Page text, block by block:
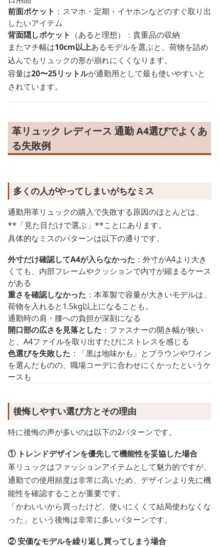
前面ポケット ：スマホ・定期・イヤホンなどのすぐ取り出
したいアイテム
背面隠しポケット （あると理想）：貴重品の収納
またマチ幅は10cm以上あるモデルを選ぶと、荷物を詰め
込んでもリュックの形が崩れにくくなります。
容量は20〜25リットルが通勤用として最も使いやすいと
されています。
革リュック レディース 通勤 A4選びでよくあ
る失敗例
多くの人がやってしまいがちなミス
通勤用革リュックの購入で失敗する原因のほとんどは、
**「見た目だけで選ぶ」**ことにあります。
具体的なミスのパターンは以下の通りです。
外寸だけ確認してA4が入らなかった ：外寸がA4より大き
くても、内部フレームやクッションで内寸が縮まるケース
がある
重さを確認しなかった ：本革製で容量が大きいモデルは、
荷物を入れると1.5kg以上になることも。
通勤時の肩・腰への負担が深刻になる
開口部の広さを見落とした ：ファスナーの開き幅が狭い
と、A4ファイルを取り出すたびにストレスを感じる
色選びを失敗した ：「黒は地味かも」とブラウンやワイン
を選んだものの、職場コーデに合わせにくかったというケ
ースも
後悔しやすい選び方とその理由
特に後悔の声が多いのは以下の2パターンです。
① トレンドデザインを優先して機能性を妥協した場合
革リュックはファッションアイテムとして魅力的ですが、
通勤での使用頻度は非常に高いため、デザインより先に機
能性を確認することが重要です。
「かわいいから買ったけど、使いにくくて結局使わなくな
った」という後悔は非常に多いパターンです。
② 安価なモデルを繰り返し買ってしまう場合